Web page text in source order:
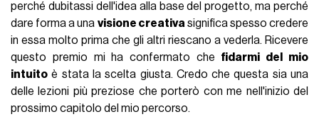
perché dubitassi dell'idea alla base del progetto, ma perché
dare forma a una visione creativasignifica spesso credere
in essa molto prima che gli altri riescano a vederla. Ricevere
questo premio mi ha confermato che fidarmi del mio
intuito è stata la scelta giusta. Credo che questa sia una
delle lezioni più preziose che porterò con me nell'inizio del
prossimo capitolo del mio percorso.